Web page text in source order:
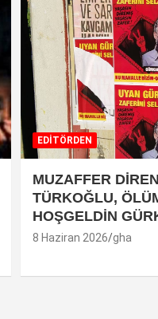
EDİTÖRDEN
MUZAFFER
TÜRKOĞLU,
HOŞGELDİN
8 Haziran 2026 gha